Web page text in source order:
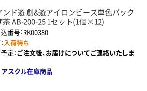
ンド遊 創&遊アイロンビーズ単色パック
茶 AB-200-25 1セット(1個×12)
番号：RK00380
入荷待ち
定：ご注文後、お届けについてご連絡いたしま
アスクル在庫商品